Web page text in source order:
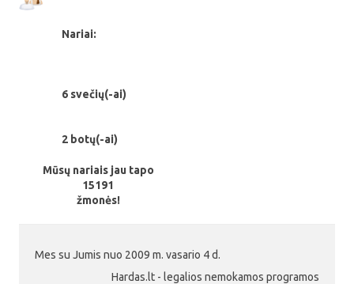
Nariai:
6 svečių(-ai)
2 botų(-ai)
Mūsų nariais jau tapo
15191
žmonės!
Mes su Jumis nuo 2009 m. vasario 4 d.
Hardas.lt - legalios nemokamos programos